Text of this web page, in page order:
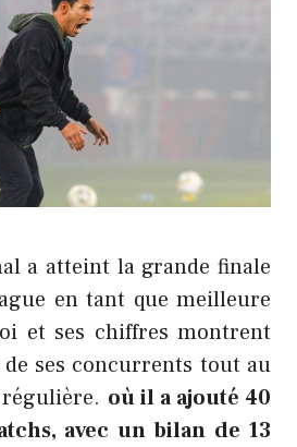
a atteint la grande finale
en tant que meilleure
et ses chiffres montrent
de ses concurrents tout au
où il a ajouté 40
avec un bilan de 13